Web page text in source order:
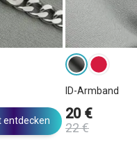
entdecken
ID-Armband
20 €
22 €